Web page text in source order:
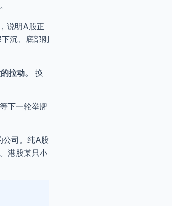
说明A股正
沉、底部刚
拉动。
换
下一轮举牌
公司。纯A股
港股某只小